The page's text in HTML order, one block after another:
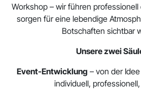
Workshop – wir führen professionell
sorgen für eine lebendige
Botschaften sichtbar
Unsere zwei
Event-Entwicklung – von der
individuell,